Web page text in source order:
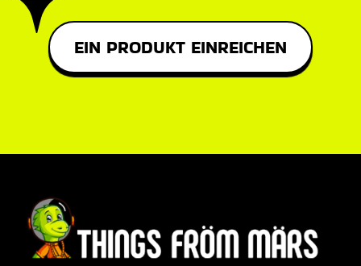
EIN PRODUKT EINREICHEN